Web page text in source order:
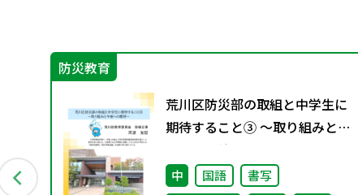
防災教育
荒川区防災部の取組と中学生に
期待すること③ ～取り組みと今
後への期待～
中 国語
書写